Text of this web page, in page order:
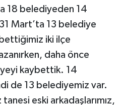
18 belediyeden 14
Mart’ta 13 belediye
iki ilçe
daha önce
kaybettik. 14
de 13 belediyemiz var.
eski arkadaşlarımız,